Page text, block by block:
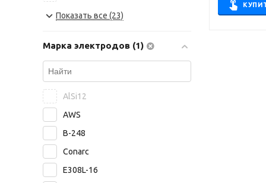
NITTETSU
ASKAYNAK
ABICOR BINZEL
Показать все (23)
Марка электродов (1)
AlSi12
AWS
B-248
Conarc
E308L-16